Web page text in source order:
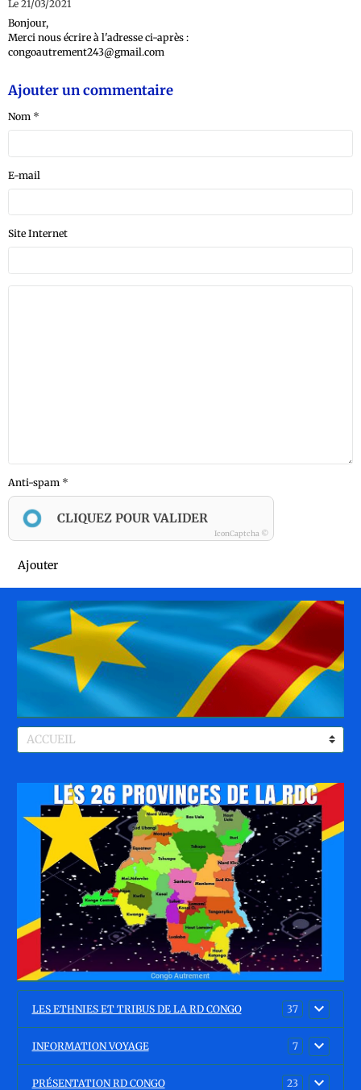
Le 21/03/2021
Bonjour,
Merci nous écrire à l'adresse ci-après :
congoautrement243@gmail.com
Ajouter un commentaire
Nom
E-mail
Site Internet
Anti-spam
CLIQUEZ POUR VALIDER
IconCaptcha ©
Ajouter
LES ETHNIES ET TRIBUS DE LA RD CONGO 37
INFORMATION VOYAGE 7
PRÉSENTATION RD CONGO 23